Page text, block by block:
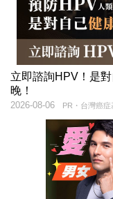
立即諮詢HPV！是
晚！
PR・台灣癌症
2026-08-06